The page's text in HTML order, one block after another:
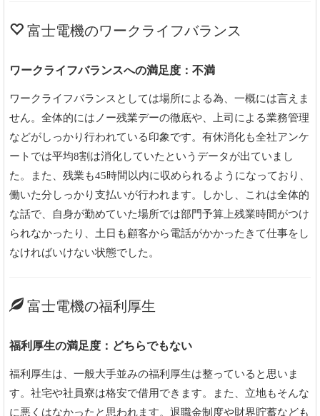
富士電機のワークライフバランス
ワークライフバランスへの満足度：不満
ワークライフバランスとしては場所による為、一概には言えま
せん。全体的にはノー残業デーの徹底や、上司による業務管理
などがしっかり行われている印象です。有休消化も全社アンケ
ートでは平均8割は消化していたというデータが出ていまし
た。また、残業も45時間以内に収められるようになっており、
働いた分しっかり支払いが行われます。しかし、これは全体的
な話で、自身が勤めていた場所では部門予算上残業時間がつけ
られなかったり、土日も顧客から電話がかかったきて仕事をし
なければいけない状態でした。
富士電機の福利厚生
福利厚生の満足度：どちらでもない
福利厚生は、一般大手並みの福利厚生は整っていると思いま
す。社宅や社員寮は格安で借用できます。また、立地もそんな
に悪くはなかったと思われます。退職金制度や財界貯蓄なども